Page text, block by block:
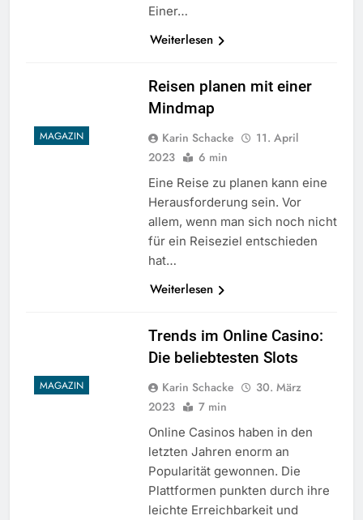
Einer…
Weiterlesen
MAGAZIN
Reisen planen mit einer
Mindmap
Karin Schacke
11. April
2023
6 min
Eine Reise zu planen kann eine
Herausforderung sein. Vor
allem, wenn man sich noch nicht
für ein Reiseziel entschieden
hat…
Weiterlesen
MAGAZIN
Trends im Online Casino:
Die beliebtesten Slots
Karin Schacke
30. März
2023
7 min
Online Casinos haben in den
letzten Jahren enorm an
Popularität gewonnen. Die
Plattformen punkten durch ihre
leichte Erreichbarkeit und